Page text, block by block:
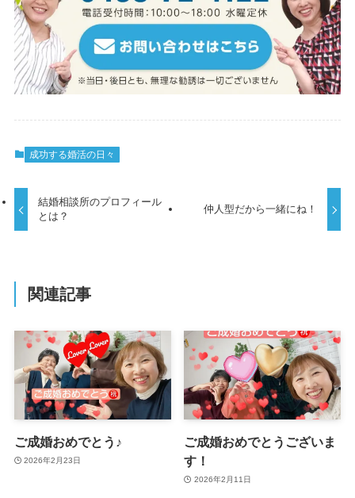
成功する婚活の日々
結婚相談所のプロフィール
とは？
仲人型だから一緒にね！
関連記事
ご成婚おめでとう♪
2026年2月23日
ご成婚おめでとうございま
す！
2026年2月11日